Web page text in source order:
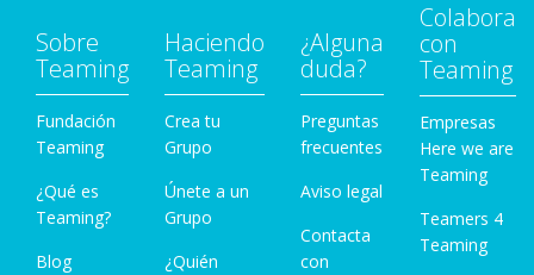
Sobre
Teaming
Fundación
Teaming
¿Qué es
Teaming?
Blog
Haciendo
Teaming
Crea tu
Grupo
Únete a un
Grupo
¿Quién
¿Alguna
duda?
Preguntas
frecuentes
Aviso legal
Contacta
con
Colabora
con
Teaming
Empresas
Here we are
Teaming
Teamers 4
Teaming